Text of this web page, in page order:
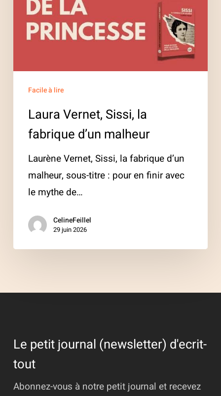
Facile à lire
Laura Vernet, Sissi, la
fabrique d’un malheur
Laurène Vernet, Sissi, la fabrique d’un
malheur, sous-titre : pour en finir avec
le mythe de…
CelineFeillel
29 juin 2026
Le petit journal (newsletter) d'ecrit-
tout
Abonnez-vous à notre petit journal et recevez